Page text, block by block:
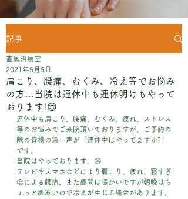
記事
肩こり、腰痛、むくみ、冷え等でお悩み
の方…当院は連休中も連休明けもやって
おります!😌
直氣治療室
2021年5月5日
連休中も肩こり、腰痛、むくみ、疲れ、ストレス
等のお悩みでご来院頂いておりますが、ご予約の
際の皆様の第一声が「連休中はやってますか?」
です。
当院はやっております。😄
テレビやスマホなどにより肩こり、疲れ、寝すぎ
🥱による腰痛、また昼間は暖かいですが朝晩はち
ょっと肌寒いので冷えが生じる場合があります。